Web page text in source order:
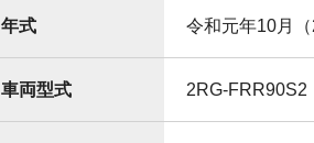
年式 令和元年10月（
車両型式 2RG-FRR90S2